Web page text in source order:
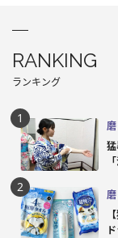
RANKING
ランキング
磨
磨